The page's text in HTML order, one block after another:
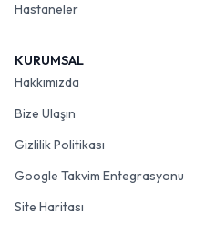
Hastaneler
KURUMSAL
Hakkımızda
Bize Ulaşın
Gizlilik Politikası
Google Takvim Entegrasyonu
Site Haritası